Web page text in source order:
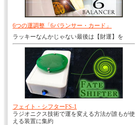
6つの運調整「6バランサー・カード」
ラッキーなんかじゃない最後は【財運】を
フェイト・シフターFS-1
ラジオニクス技術で運を変える方法が誰もが使
える装置に集約